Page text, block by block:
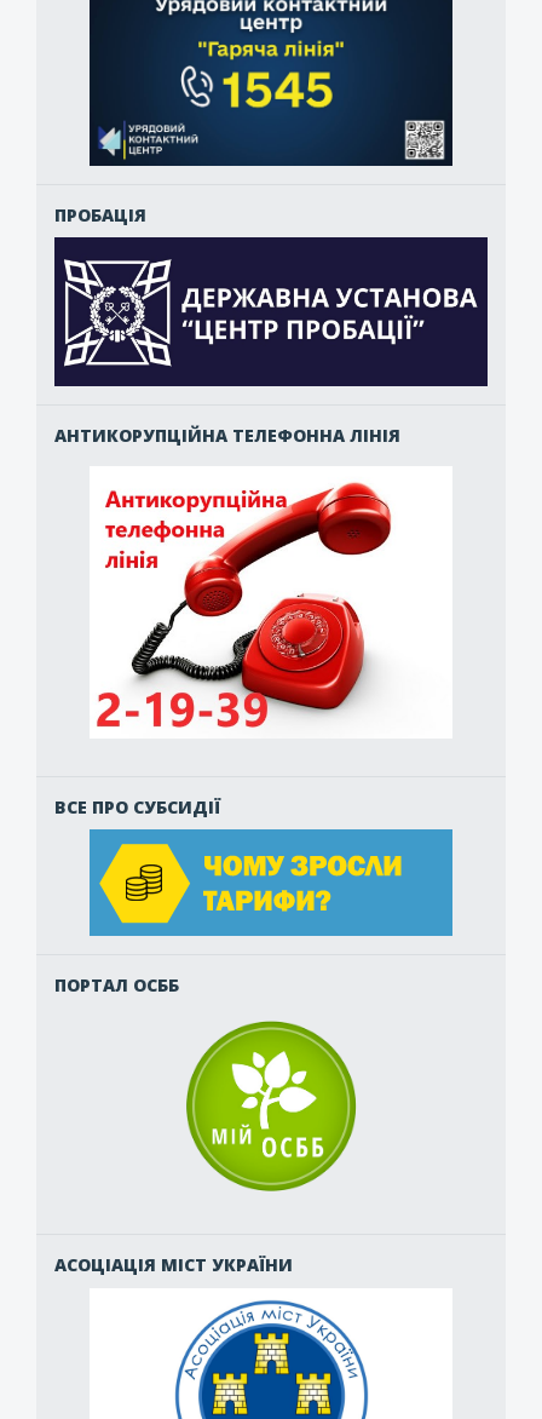
ПРОБАЦІЯ
АНТИКОРУПЦІЙНА ТЕЛЕФОННА ЛІНІЯ
ВСЕ ПРО СУБСИДІЇ
ПОРТАЛ ОСББ
АСОЦІАЦІЯ МІСТ УКРАЇНИ